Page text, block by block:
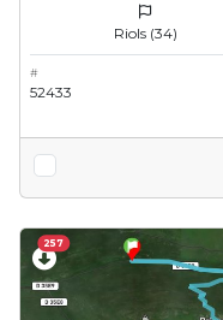
Riols (34)
#
52433
257